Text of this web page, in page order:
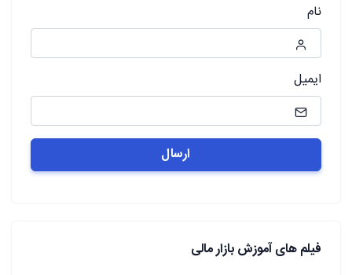
نام
ایمیل
فیلم های آموزش بازار مالی